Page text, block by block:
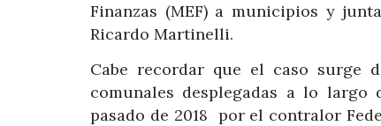
Finanzas (MEF) a municipios y
Ricardo Martinelli.
Cabe recordar que el caso surge
comunales desplegadas a lo
pasado de 2018 por el contralor